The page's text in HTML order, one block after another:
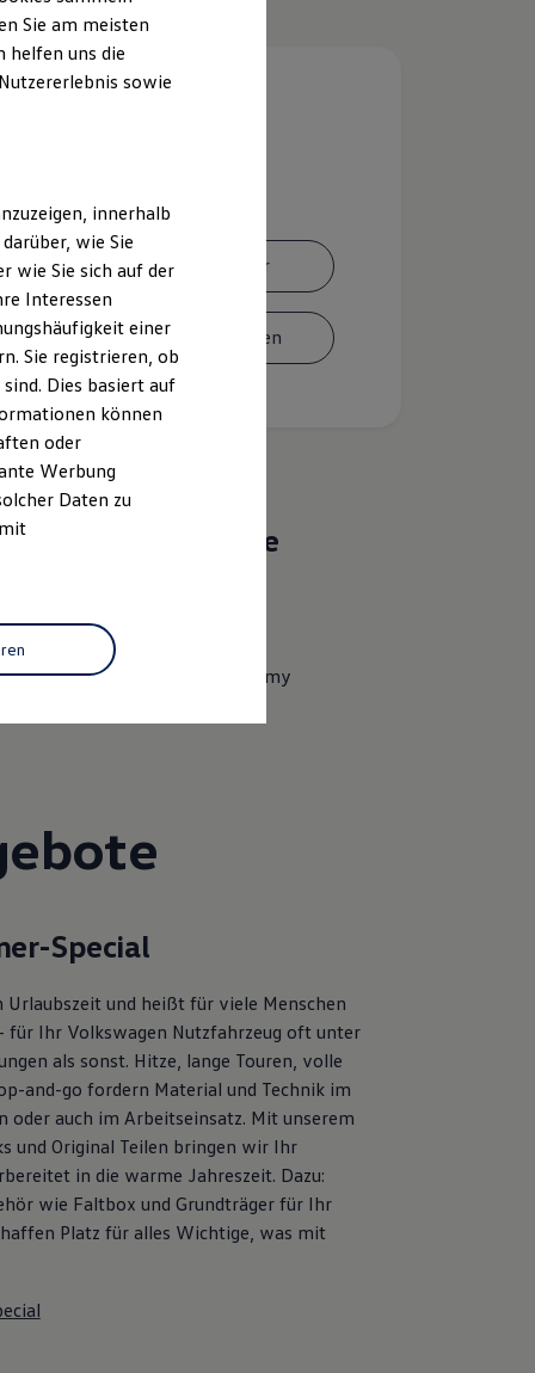
Ansprechpartner
Termin vereinbaren
Das sind unsere
Service
Volkswagen Economy
Special
Urlaubszeit und heißt für viele Menschen
für Ihr Volkswagen Nutzfahrzeug oft unter
als sonst. Hitze, lange Touren, volle
and-go fordern Material und Technik im
oder auch im Arbeitseinsatz. Mit unserem
und Original Teilen bringen wir Ihr
in die warme Jahreszeit. Dazu:
wie Faltbox und Grundträger für Ihr
Platz für alles Wichtige, was mit
Sie am meisten
helfen uns die
sowie
innerhalb
wie Sie
wie Sie sich auf der
Interessen
einer
Sie registrieren, ob
Dies basiert auf
können
oder
Werbung
Daten zu